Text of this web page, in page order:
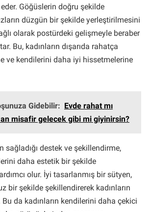
Göğüslerin doğru şekilde
düzgün bir şekilde yerleştirilmesini
olarak postürdeki gelişmeyle beraber
Bu, kadınların dışarıda rahatça
ve kendilerini daha iyi hissetmelerine
Gidebilir: Evde rahat mı
misafir gelecek gibi mi giyinirsin?
sağladığı destek ve şekillendirme,
daha estetik bir şekilde
olur. İyi tasarlanmış bir sütyen,
bir şekilde şekillendirerek kadınların
da kadınların kendilerini daha çekici